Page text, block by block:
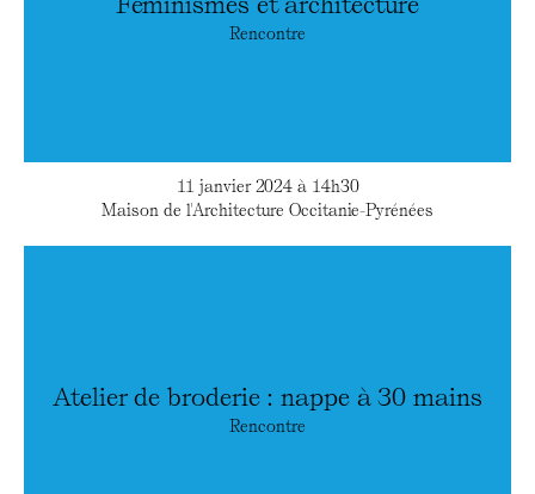
Rencontre
11 janvier 2024 à 14h30
Maison de l'Architecture Occitanie-Pyrénées
Atelier de broderie : nappe à 30 mains
Rencontre